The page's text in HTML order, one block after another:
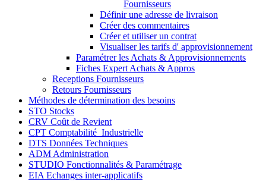
Fournisseurs
Définir une adresse de livraison
Créer des commentaires
Créer et utiliser un contrat
Visualiser les tarifs d' approvisionnement
Paramétrer les Achats & Approvisionnements
Fiches Expert Achats & Appros
Receptions Fournisseurs
Retours Fournisseurs
Méthodes de détermination des besoins
STO Stocks
CRV Coût de Revient
CPT Comptabilité_Industrielle
DTS Données Techniques
ADM Administration
STUDIO Fonctionnalités & Paramétrage
EIA Echanges inter-applicatifs